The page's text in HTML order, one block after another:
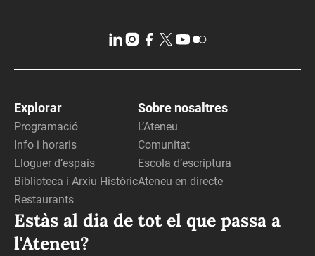
Explorar
Programació
Info i horaris
Lloguer d’espais
Biblioteca i Arxiu Històric
Restaurants
Sobre nosaltres
L’Ateneu
Comunitat
Escola d’escriptura
Ateneu en directe
Estàs al dia de tot el que passa a
l'Ateneu?